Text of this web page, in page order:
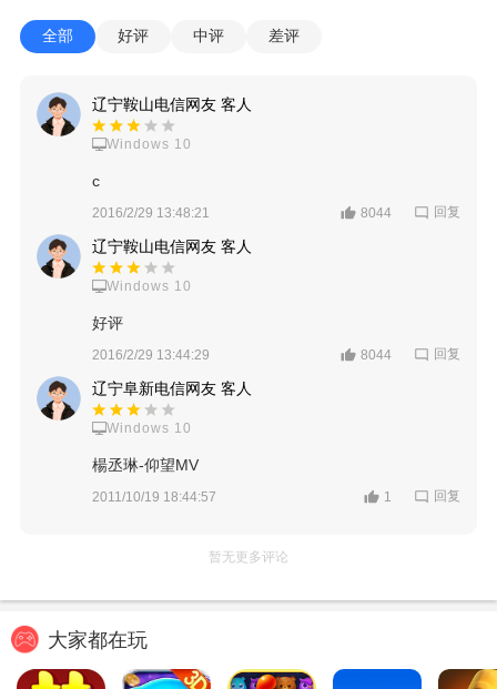
全部 好评 中评 差评
辽宁鞍山电信网友 客人
Windows 10
c
2016/2/29 13:48:21 8044 回复
辽宁鞍山电信网友 客人
Windows 10
好评
2016/2/29 13:44:29 8044 回复
辽宁阜新电信网友 客人
Windows 10
楊丞琳-仰望MV
2011/10/19 18:44:57 1 回复
暂无更多评论
大家都在玩